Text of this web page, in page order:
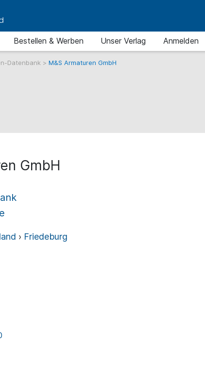
Bestellen & Werben Unser Verlag Anmelden
Datenbank > M&S Armaturen GmbH
GmbH
› Friedeburg